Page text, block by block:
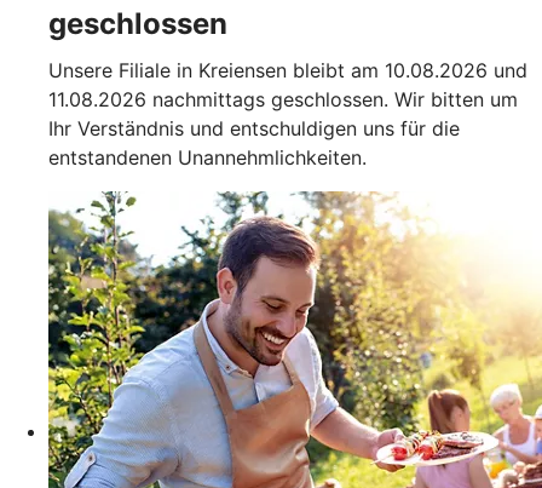
geschlossen
Unsere Filiale in Kreiensen bleibt am 10.08.2026 und
11.08.2026 nachmittags geschlossen. Wir bitten um
Ihr Verständnis und entschuldigen uns für die
entstandenen Unannehmlichkeiten.